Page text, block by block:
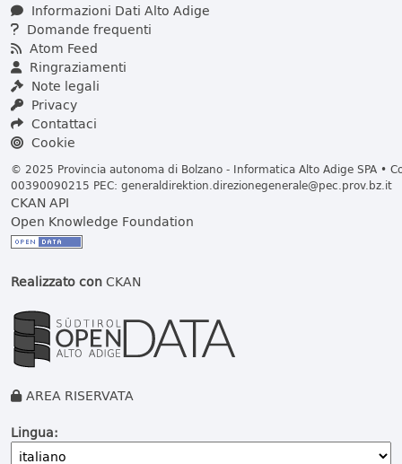
Informazioni Dati Alto Adige
Domande frequenti
Atom Feed
Ringraziamenti
Note legali
Privacy
Contattaci
Cookie
© 2025 Provincia autonoma di Bolzano - Informatica Alto Adige SPA •
00390090215 PEC: generaldirektion.direzionegenerale@pec.prov.bz.it
CKAN API
Open Knowledge Foundation
Realizzato conCKAN
AREA RISERVATA
Lingua